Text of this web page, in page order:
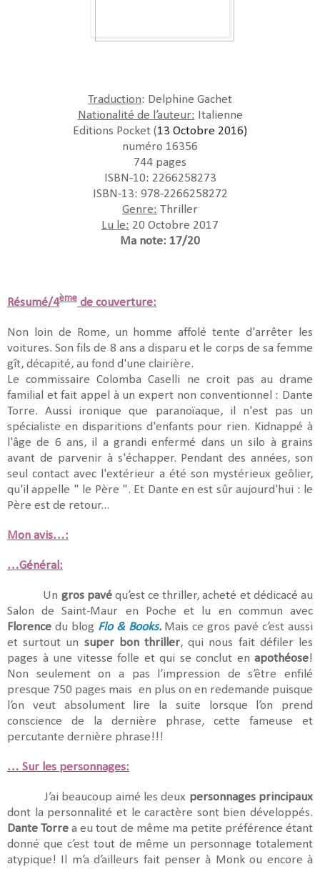
Traduction: Delphine Gachet
Nationalité de l’auteur: Italienne
Editions Pocket (13 Octobre 2016)
numéro 16356
744 pages
ISBN-10: 2266258273
ISBN-13: 978-2266258272
Genre: Thriller
Lu le: 20 Octobre 2017
Ma note: 17/20
Résumé/4ème de couverture:
Non loin de Rome, un homme affolé tente d'arrêter les
voitures. Son fils de 8 ans a disparu et le corps de sa femme
gît, décapité, au fond d'une clairière.
Le commissaire Colomba Caselli ne croit pas au drame
familial et fait appel à un expert non conventionnel : Dante
Torre. Aussi ironique que paranoïaque, il n'est pas un
spécialiste en disparitions d'enfants pour rien. Kidnappé à
l'âge de 6 ans, il a grandi enfermé dans un silo à grains
avant de parvenir à s'échapper. Pendant des années, son
seul contact avec l'extérieur a été son mystérieux geôlier,
qu'il appelle " le Père ". Et Dante en est sûr aujourd'hui : le
Père est de retour...
Mon avis…:
…Général:
Un gros pavéqu’est ce thriller, acheté et dédicacé au
Salon de Saint-Maur en Poche et lu en commun avec
Florence du blog Flo & Books. Mais ce gros pavé c’est aussi
et surtout un super bon thriller, qui nous fait défiler les
pages à une vitesse folle et qui se conclut en apothéose!
Non seulement on a pas l’impression de s’être enfilé
presque 750 pages mais en plus on en redemande puisque
l’on veut absolument lire la suite lorsque l’on prend
conscience de la dernière phrase, cette fameuse et
percutante dernière phrase!!!
… Sur les personnages:
J’ai beaucoup aimé les deux personnages principaux
dont la personnalité et le caractère sont bien développés.
Dante Torre a eu tout de même ma petite préférence étant
donné que c’est tout de même un personnage totalement
atypique! Il m’a d’ailleurs fait penser à Monk ou encore à